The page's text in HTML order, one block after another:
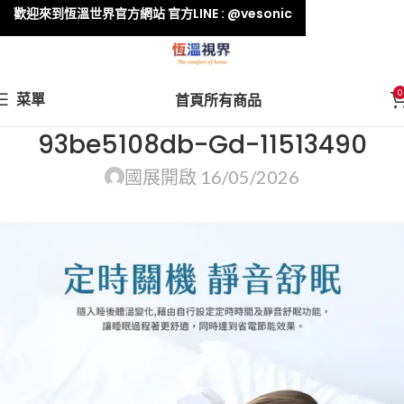
菜單 首頁所有商品 0
93be5108db-Gd-11513490
國展開啟 16/05/2026
歡迎來到恆溫世界官方網站 官方LINE : @vesonic